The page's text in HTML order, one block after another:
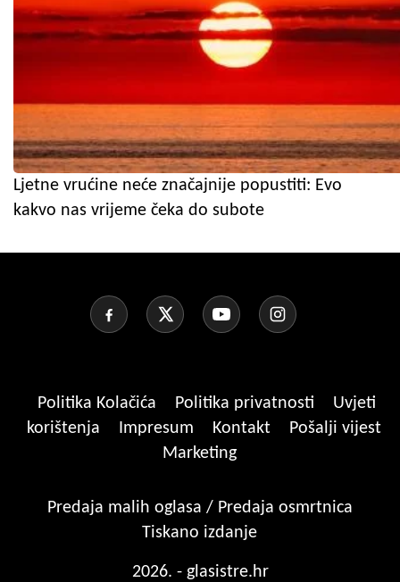
Ljetne vrućine neće značajnije popustiti: Evo
kakvo nas vrijeme čeka do subote
Politika Kolačića Politika privatnosti
Uvjeti
korištenja
Impresum Kontakt
Pošalji vijest
Marketing
Predaja malih oglasa / Predaja osmrtnica
Tiskano izdanje
2026. - glasistre.hr